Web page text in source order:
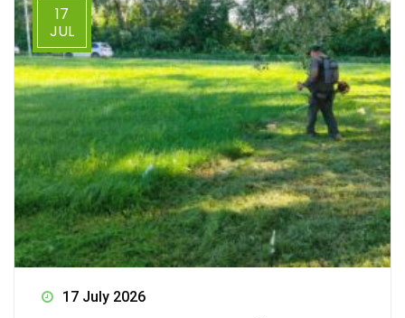
17
JUL
17 July 2026